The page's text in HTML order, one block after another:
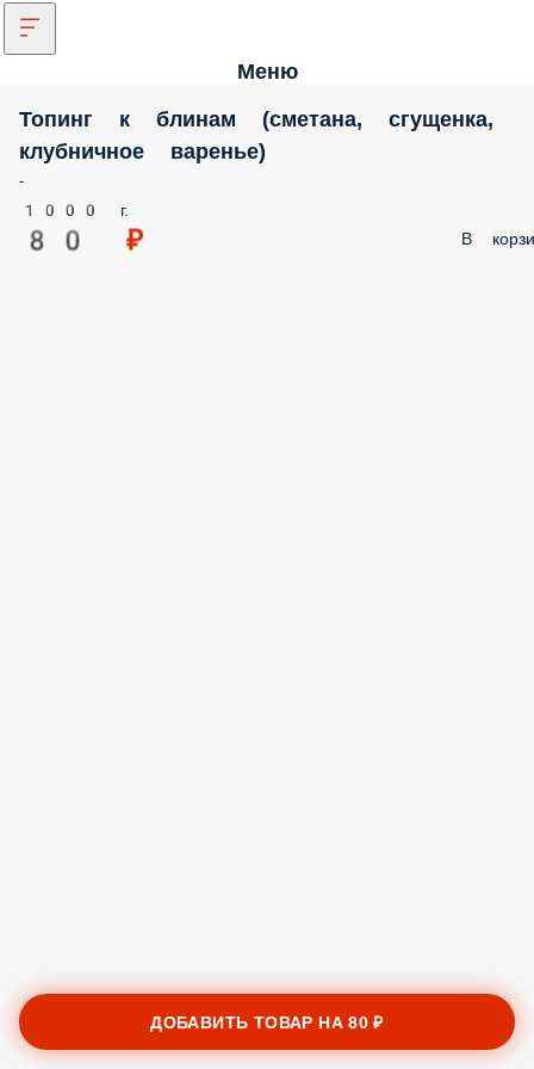
Меню
Топинг к блинам (сметана, сгущенка,
клубничное варенье)
-
1000 г.
80 ₽ В
ДОБАВИТЬ ТОВАР НА80 ₽